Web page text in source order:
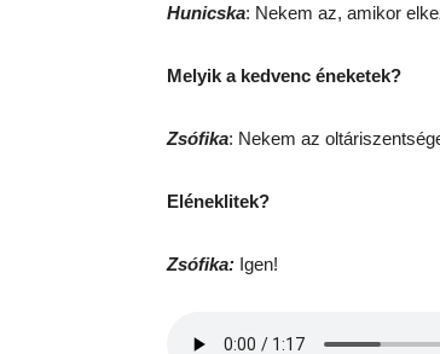
Hunicska: Nekem az, amikor
Melyik a kedvenc éneketek?
Zsófika: Nekem az
Eléneklitek?
Zsófika: Igen!